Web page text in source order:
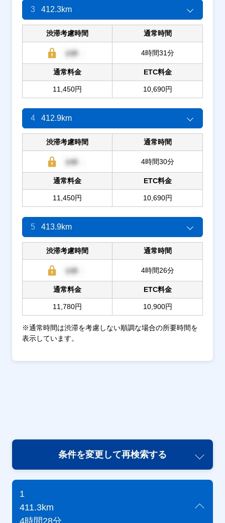
3 412.3km
渋滞考慮時間 通常時間
4時間31分
通常料金
11,450円
ETC料金
10,690円
4 412.9km
渋滞考慮時間 通常時間
4時間30分
通常料金
11,450円
ETC料金
10,690円
5 413.9km
渋滞考慮時間 通常時間
4時間26分
通常料金
11,780円
ETC料金
10,900円
※通常時間は渋滞を考慮しない順調な場合の所要時間を
表示しています。
条件を変更して再検索する
1
411.3km
4時間28分